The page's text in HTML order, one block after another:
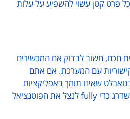
פרט קטן עשוי להשפיע על עלות
חכם, חשוב לבדוק אם המכשירים
עם המערכת. אם אתם
שאינו תומך באפליקציות
נדרשות, ייתכן שתצטרכו לשדרג כדי fully לנצל את הפוטנציאל